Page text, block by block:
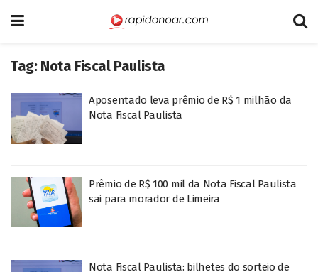
Tag: Nota Fiscal Paulista
Aposentado leva prêmio de R$ 1 milhão da
Nota Fiscal Paulista
Prêmio de R$ 100 mil da Nota Fiscal Paulista
sai para morador de Limeira
Nota Fiscal Paulista: bilhetes do sorteio de